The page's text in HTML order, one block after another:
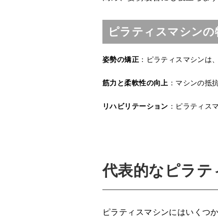
ピラティスマシンの
姿勢の矯正 ：ピラティスマシンは
筋力と柔軟性の向上 ：マシンの抵
リハビリテーション ：ピラティス
代表的なピラ
ピラティスマシンにはいくつ